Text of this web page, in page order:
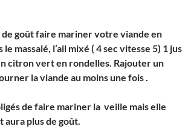
de goût faire mariner votre viande en
le massalé, l’ail mixé ( 4 sec vitesse 5) 1 jus
citron vert en rondelles. Rajouter un
la viande au moins une fois .
de faire mariner la veille mais elle
aura plus de goût.